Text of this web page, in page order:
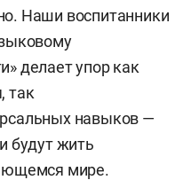
Наши воспитанники
делает упор как
так
навыков —
будут жить
мире.